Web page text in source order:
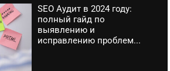
SEO Аудит в 2024 году:
полный гайд по
выявлению и
исправлению проблем...